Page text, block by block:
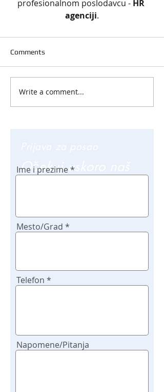
profesionalnom poslodavcu - HR
agenciji.
Comments
Write a comment...
Očekuj uskoro naš
Ime i prezime
Mesto/Grad
Telefon
Napomene/Pitanja